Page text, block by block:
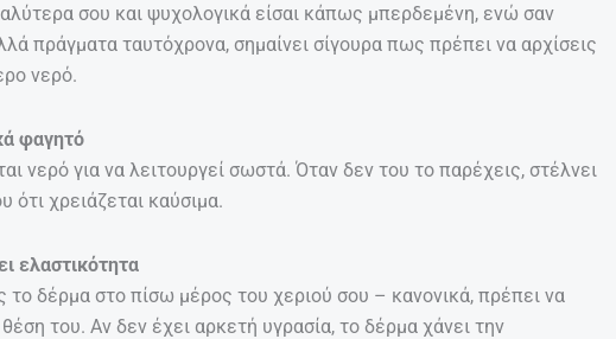
σου και ψυχολογικά είσαι κάπως μπερδεμένη, ενώ σαν
πράγματα ταυτόχρονα, σημαίνει σίγουρα πως πρέπει να αρχίσεις
νερό.
φαγητό
νερό για να λειτουργεί σωστά. Όταν δεν του το παρέχεις, στέλνει
χρειάζεται καύσιμα.
ελαστικότητα
το δέρμα στο πίσω μέρος του χεριού σου – κανονικά, πρέπει να
του. Αν δεν έχει αρκετή υγρασία, το δέρμα χάνει την